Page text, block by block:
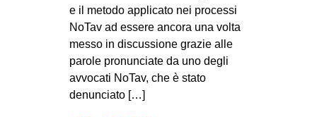
e il metodo applicato nei processi
NoTav ad essere ancora una volta
messo in discussione grazie alle
parole pronunciate da uno degli
avvocati NoTav, che è stato
denunciato […]